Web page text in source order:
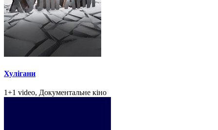
Хулігани
1+1 video, Документальне кіно